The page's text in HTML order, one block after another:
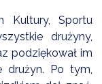
Kultury, Sportu
drużyny,
podziękował im
drużyn. Po tym,